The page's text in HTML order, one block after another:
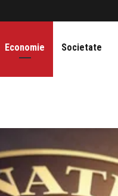
Economie Societate